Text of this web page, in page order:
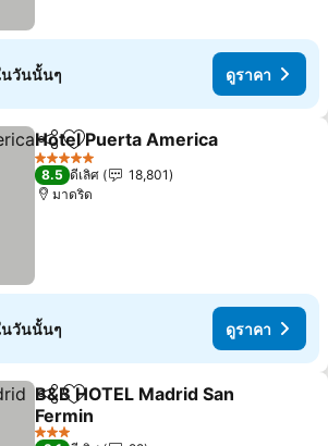
นวันนั้นๆ ดูราคา
แชร์ เพิ่มในรายการโปรด
Hotel Puerta America
5 ดาว
8.5 ดีเลิศ
18,801
มาดริด
นวันนั้นๆ ดูราคา
แชร์ เพิ่มในรายการโปรด
B&B HOTEL Madrid San
Fermin
3 ดาว